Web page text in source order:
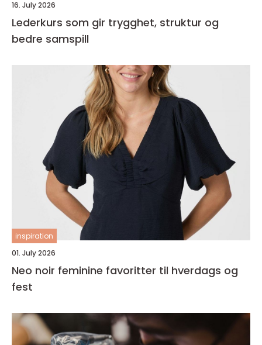
16. July 2026
Lederkurs som gir trygghet, struktur og
bedre samspill
inspiration
01. July 2026
Neo noir feminine favoritter til hverdags og
fest